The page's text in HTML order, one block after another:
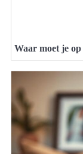
Waar moet je